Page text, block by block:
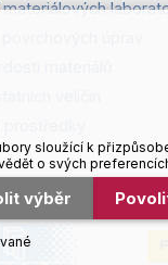
sloužící k
o svých
výběr